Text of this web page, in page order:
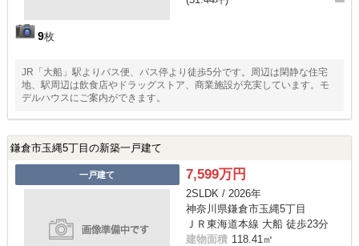
9枚
JR「大船」駅よりバス便、バス停より徒歩5分です。周辺は閑静な住宅
地、駅周辺は飲食店やドラッグストア、商業施設が充実しています。モ
デルハウスにご案内ができます。
鎌倉市玉縄5丁目の新築一戸建て
一戸建て 7,599万円
2SLDK / 2026年
神奈川県鎌倉市玉縄5丁目
ＪＲ東海道本線 大船 徒歩23分
建物面積 118.41㎡